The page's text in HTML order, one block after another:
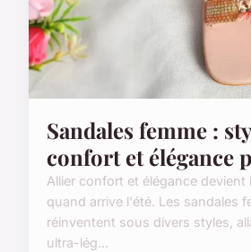
Sandales femme :
confort et élégance
Allier confort et élégance devient
quand arrive l'été. Les sandales
réinventent sous divers styles,
ultra-lég...